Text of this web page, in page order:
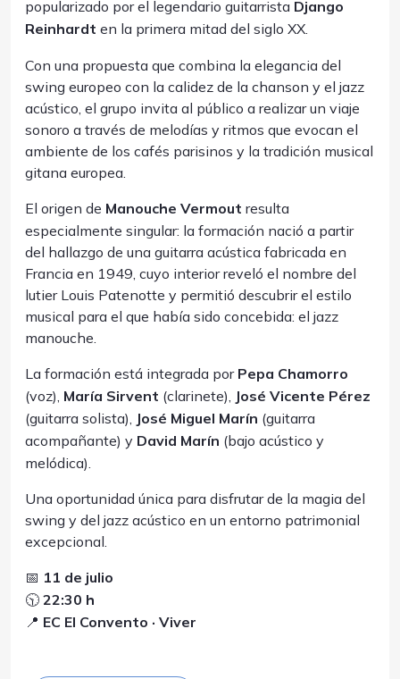
popularizado por el legendario guitarrista Django
Reinhardt en la primera mitad del siglo XX.
Con una propuesta que combina la elegancia del
swing europeo con la calidez de la chanson y el jazz
acústico, el grupo invita al público a realizar un viaje
sonoro a través de melodías y ritmos que evocan el
ambiente de los cafés parisinos y la tradición musical
gitana europea.
El origen de Manouche Vermout resulta
especialmente singular: la formación nació a partir
del hallazgo de una guitarra acústica fabricada en
Francia en 1949, cuyo interior reveló el nombre del
lutier Louis Patenotte y permitió descubrir el estilo
musical para el que había sido concebida: el jazz
manouche.
La formación está integrada por Pepa Chamorro
(voz), María Sirvent (clarinete), José Vicente Pérez
(guitarra solista), José Miguel Marín (guitarra
acompañante) y David Marín (bajo acústico y
melódica).
Una oportunidad única para disfrutar de la magia del
swing y del jazz acústico en un entorno patrimonial
excepcional.
📅 11 de julio
🕥 22:30 h
📍 EC El Convento · Viver